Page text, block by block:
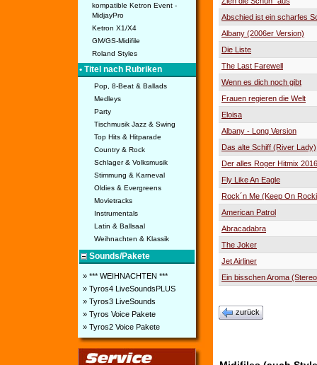
kompatible Ketron Event -
MidjayPro
Ketron X1/X4
GM/GS-Midifile
Roland Styles
• Titel nach Rubriken
Pop, 8-Beat & Ballads
Medleys
Party
Tischmusik Jazz & Swing
Top Hits & Hitparade
Country & Rock
Schlager & Volksmusik
Stimmung & Karneval
Oldies & Evergreens
Movietracks
Instrumentals
Latin & Ballsaal
Weihnachten & Klassik
Sounds/Pakete
» *** WEIHNACHTEN ***
» Tyros4 LiveSoundsPLUS
» Tyros3 LiveSounds
» Tyros Voice Pakete
» Tyros2 Voice Pakete
Abschied ist ein scharfes
Albany (2006er Version)
Die Liste
The Last Farewell
Wenn es dich noch gibt
Frauen regieren die Welt
Eloisa
Albany - Long Version
Das alte Schiff (River Lady)
Der alles Roger Hitmix 2016
Fly Like An Eagle
Rock´n Me (Keep On
American Patrol
Abracadabra
The Joker
Jet Airliner
Ein bisschen Aroma
zurück